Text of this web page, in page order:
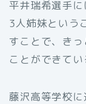
平井瑞希選手に
3人姉妹という
すことで、き
ことができてい
藤沢高等学校に